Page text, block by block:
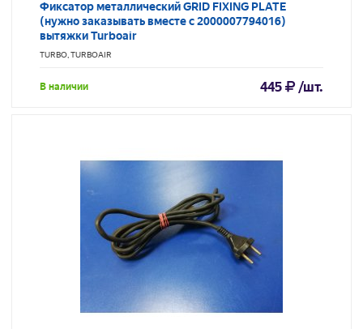
Фиксатор металлический GRID FIXING PLATE
(нужно заказывать вместе с 2000007794016)
вытяжки Turboair
TURBO, TURBOAIR
В наличии 445 /шт.